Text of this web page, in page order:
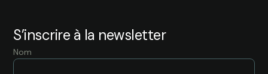
S’inscrire à la newsletter
Nom